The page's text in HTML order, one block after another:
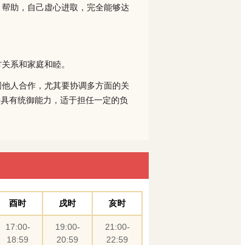
助，自己虚心进取，完全能够达
系和家庭和睦。
人合作，尤其要协调多方面的关
有统御能力，适于担任一定的负
酉时 戌时 亥时
17:00-
18:59
19:00-
20:59
21:00-
22:59